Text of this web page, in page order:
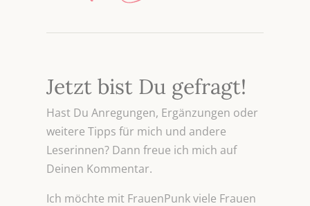
Jetzt bist Du gefragt!
Hast Du Anregungen, Ergänzungen oder
weitere Tipps für mich und andere
Leserinnen? Dann freue ich mich auf
Deinen Kommentar.
Ich möchte mit FrauenPunk viele Frauen